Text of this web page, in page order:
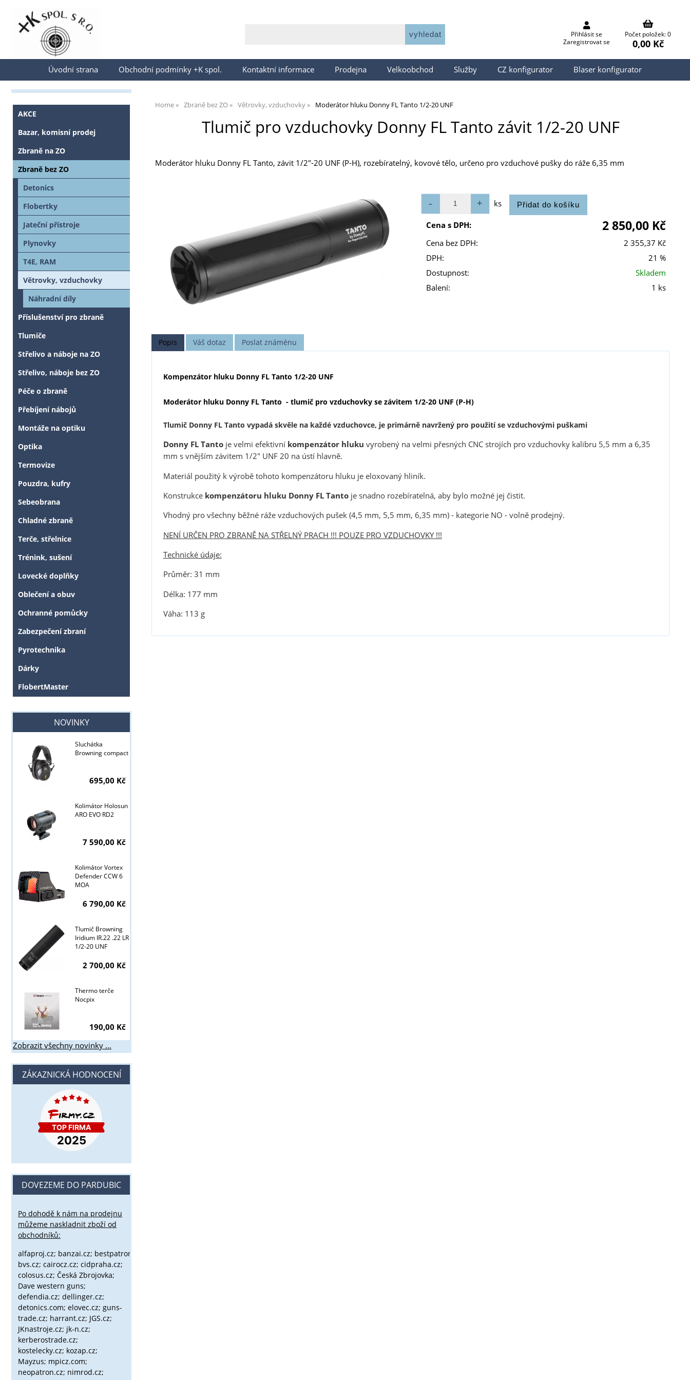
Přihlásit se
Přihlásit se
Zaregistrovat se
Počet položek: 0
0,00 Kč
Úvodní strana Obchodní podmínky +K spol. Kontaktní informace Prodejna Velkoobchod Služby CZ konfigurator Blaser konfigurator
Home Zbraně bez ZO Větrovky, vzduchovky Moderátor hluku Donny FL Tanto 1/2-20 UNF
Tlumič pro vzduchovky Donny FL Tanto závit 1/2-20 UNF
Moderátor hluku Donny FL Tanto, závit 1/2"-20 UNF (P-H), rozebíratelný, kovové tělo, určeno pro vzduchové pušky do ráže 6,35 mm
ks
Cena s DPH:
2 850,00 Kč
Cena bez DPH:
2 355,37 Kč
DPH:
21 %
Dostupnost:
Skladem
Balení:
1 ks
Popis Váš dotaz Poslat známénu
Kompenzátor hluku Donny FL Tanto 1/2-20 UNF
Moderátor hluku Donny FL Tanto - tlumič pro vzduchovky se závitem 1/2-20 UNF (P-H)
Tlumič Donny FL Tanto vypadá skvěle na každé vzduchovce, je primárně navržený pro použití se vzduchovými puškami
Donny FL Tantoje velmi efektivní kompenzátor hluku vyrobený na velmi přesných CNC strojích pro vzduchovky kalibru 5,5 mm a 6,35
mm s vnějším závitem 1/2" UNF 20 na ústí hlavně.
Materiál použitý k výrobě tohoto kompenzátoru hluku je eloxovaný hliník.
Konstrukce kompenzátoru hluku Donny FL Tantoje snadno rozebíratelná, aby bylo možné jej čistit.
Vhodný pro všechny běžné ráže vzduchových pušek (4,5 mm, 5,5 mm, 6,35 mm) - kategorie NO - volně prodejný.
NENÍ URČEN PRO ZBRANĚ NA STŘELNÝ PRACH !!! POUZE PRO VZDUCHOVKY !!!
Technické údaje:
Průměr: 31 mm
Délka: 177 mm
Váha: 113 g
AKCE
Bazar, komisní prodej
Zbraně na ZO
Zbraně bez ZO
Detonics
Flobertky
Jateční přístroje
Plynovky
T4E, RAM
Větrovky, vzduchovky
Náhradní díly
Příslušenství pro zbraně
Tlumiče
Střelivo a náboje na ZO
Střelivo, náboje bez ZO
Péče o zbraně
Přebíjení nábojů
Montáže na optiku
Optika
Termovize
Pouzdra, kufry
Sebeobrana
Chladné zbraně
Terče, střelnice
Trénink, sušení
Lovecké doplňky
Oblečení a obuv
Ochranné pomůcky
Zabezpečení zbraní
Pyrotechnika
Dárky
FlobertMaster
NOVINKY
Sluchátka
Browning compact
695,00 Kč
Kolimátor Holosun
ARO EVO RD2
7 590,00 Kč
Kolimátor Vortex
Defender CCW 6
MOA
6 790,00 Kč
Tlumič Browning
Iridium IR.22 .22 LR
1/2-20 UNF
2 700,00 Kč
Thermo terče
Nocpix
190,00 Kč
Zobrazit všechny novinky ...
ZÁKAZNICKÁ HODNOCENÍ
DOVEZEME DO PARDUBIC
Po dohodě k nám na prodejnu
můžeme naskladnit zboží od
obchodníků:
alfaproj.cz; banzai.cz; bestpatron.eu;
bvs.cz; cairocz.cz; cidpraha.cz;
colosus.cz; Česká Zbrojovka;
Dave western guns;
defendia.cz; dellinger.cz;
detonics.com; elovec.cz; guns-
trade.cz; harrant.cz; JGS.cz;
JKnastroje.cz; jk-n.cz;
kerberostrade.cz;
kostelecky.cz; kozap.cz;
Mayzus; mpicz.com;
neopatron.cz; nimrod.cz;